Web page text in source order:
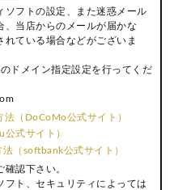
ソフトの設定、また迷惑メール
、当店からのメールが届かな
ている場合などがございま
ドメイン指定設定を行ってくだ
（DoCoMo公式サイト）
式サイト）
（softbank公式サイト）
認下さい。
フト、セキュリティによっては